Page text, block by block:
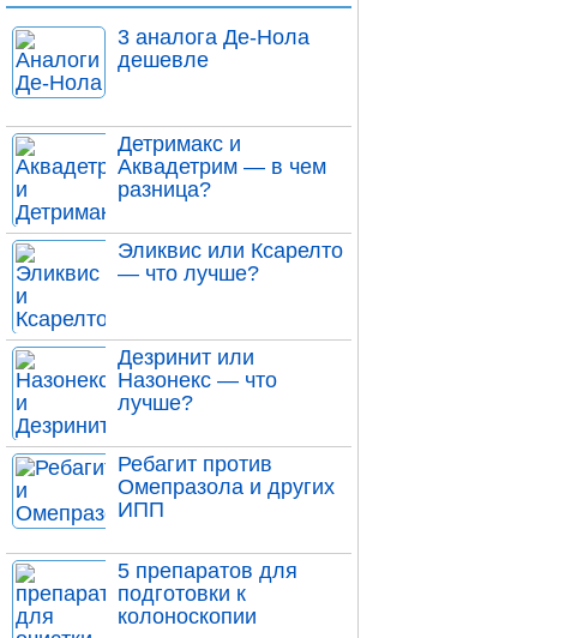
3 аналога Де-Нола
дешевле
Детримакс и
Аквадетрим — в чем
разница?
Эликвис или Ксарелто
— что лучше?
Дезринит или
Назонекс — что
лучше?
Ребагит против
Омепразола и других
ИПП
5 препаратов для
подготовки к
колоноскопии